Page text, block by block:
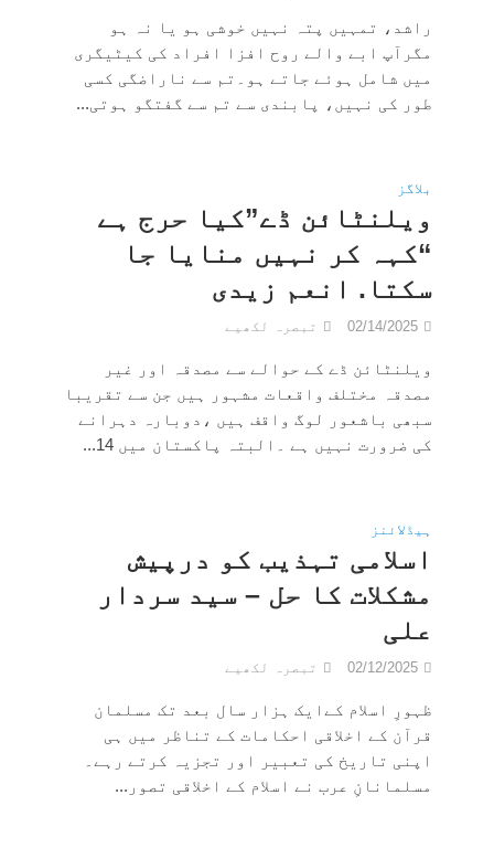
راشد، تمہیں پتہ نہیں خوشی ہو یا نہ ہو
مگرآپ ابے والے روح افزا افراد کی کیٹیگری
میں شامل ہوئے جاتے ہو۔تم سے ناراضگی کسی
طور کی نہیں، پابندی سے تم سے گفتگو ہوتی...
بلاگز
ویلنٹائن ڈے”کیا حرج ہے
“کہہ کر نہیں منایا جا
سکتا. انعم زیدی
02/14/2025 تبصرہ لکھیے
ویلنٹائن ڈے کے حوالے سے مصدقہ اور غیر
مصدقہ مختلف واقعات مشہور ہیں جن سے تقریبا
سبھی باشعور لوگ واقف ہیں ،دوبارہ دہرانے
کی ضرورت نہیں ہے ۔البتہ پاکستان میں 14...
ہیڈلائنز
اسلامی تہذیب کو درپیش
مشکلات کا حل – سید سردار
علی
02/12/2025 تبصرہ لکھیے
ظہورِ اسلام کےایک ہزار سال بعد تک مسلمان
قرآن کے اخلاقی احکامات کے تناظر میں ہی
اپنی تاریخ کی تعبیر اور تجزیہ کرتے رہے۔
مسلمانانِ عرب نے اسلام کے اخلاقی تصور...